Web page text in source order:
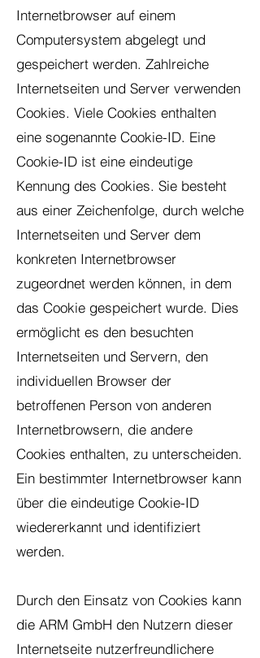
Internetbrowser auf einem
Computersystem abgelegt und
gespeichert werden. Zahlreiche
Internetseiten und Server verwenden
Cookies. Viele Cookies enthalten
eine sogenannte Cookie-ID. Eine
Cookie-ID ist eine eindeutige
Kennung des Cookies. Sie besteht
aus einer Zeichenfolge, durch welche
Internetseiten und Server dem
konkreten Internetbrowser
zugeordnet werden können, in dem
das Cookie gespeichert wurde. Dies
ermöglicht es den besuchten
Internetseiten und Servern, den
individuellen Browser der
betroffenen Person von anderen
Internetbrowsern, die andere
Cookies enthalten, zu unterscheiden.
Ein bestimmter Internetbrowser kann
über die eindeutige Cookie-ID
wiedererkannt und identifiziert
werden.
Durch den Einsatz von Cookies kann
die ARM GmbH den Nutzern dieser
Internetseite nutzerfreundlichere